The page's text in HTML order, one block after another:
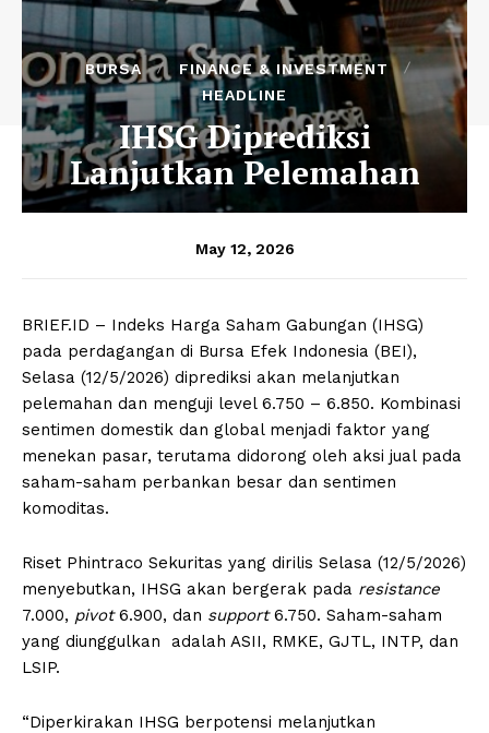
BURSA
FINANCE & INVESTMENT
HEADLINE
IHSG Diprediksi
Lanjutkan Pelemahan
May 12, 2026
BRIEF.ID – Indeks Harga Saham Gabungan (IHSG)
pada perdagangan di Bursa Efek Indonesia (BEI),
Selasa (12/5/2026) diprediksi akan melanjutkan
pelemahan dan menguji level 6.750 – 6.850. Kombinasi
sentimen domestik dan global menjadi faktor yang
menekan pasar, terutama didorong oleh aksi jual pada
saham-saham perbankan besar dan sentimen
komoditas.
Riset Phintraco Sekuritas yang dirilis Selasa (12/5/2026)
menyebutkan, IHSG akan bergerak pada resistance
7.000, pivot6.900, dan support6.750. Saham-saham
yang diunggulkan adalah ASII, RMKE, GJTL, INTP, dan
LSIP.
“Diperkirakan IHSG berpotensi melanjutkan